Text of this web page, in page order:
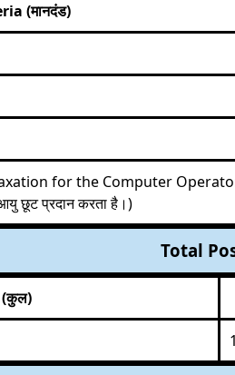
(मानदंड)
for the Computer Operator
छूट प्रदान करता है।)
Total